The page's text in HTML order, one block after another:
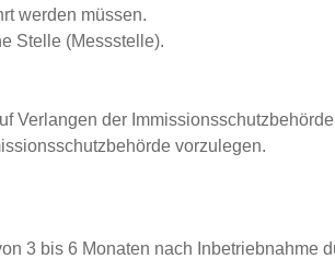
werden müssen.
Stelle (Messstelle).
Verlangen der
vorzulegen.
3 bis 6 Monaten nach Inbetriebnahme